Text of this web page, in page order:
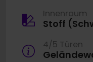
Innenraum
Stoff
4/5 Türen